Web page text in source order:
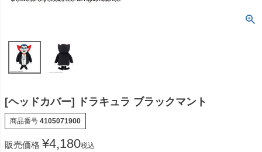
[ヘッドカバー] ドラキュラ ブラックマント
商品番号 4105071900
販売価格 ¥4,180税込